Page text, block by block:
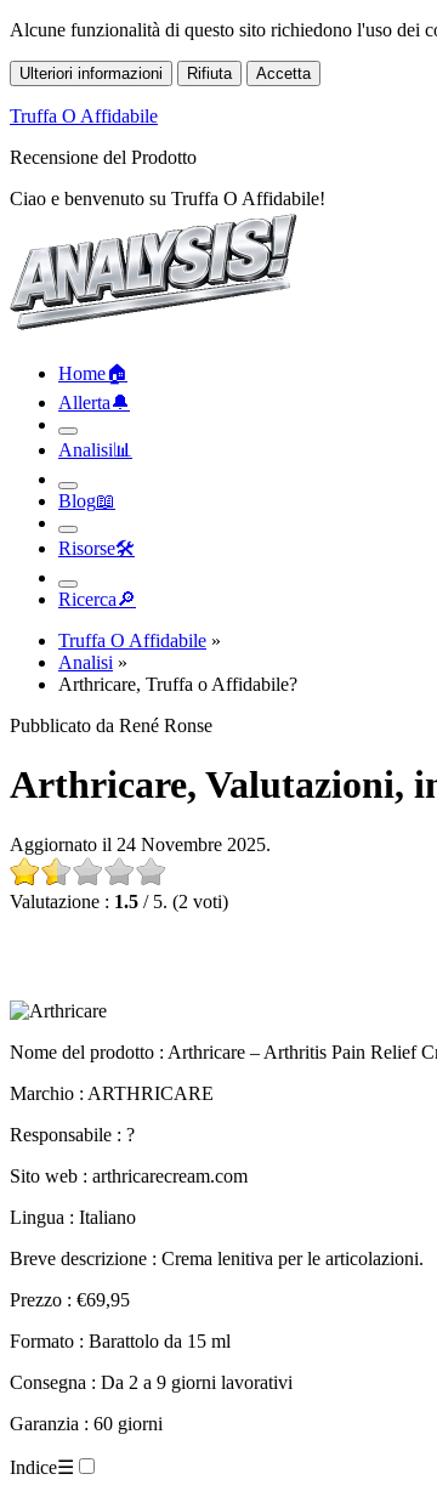
Alcune funzionalità di questo sito richiedono l'uso dei
Ulteriori informazioni Rifiuta Accetta
Truffa O Affidabile
Recensione del Prodotto
Ciao e benvenuto su Truffa O Affidabile!
Home🏠︎
Allerta🔔︎
Analisi📊︎
Blog📖︎
Risorse🛠︎
Ricerca🔎︎
Truffa O Affidabile »
Analisi »
Arthricare, Truffa o Affidabile?
Pubblicato da René Ronse
Arthricare, Valutazioni,
Aggiornato il 24 Novembre 2025.
Valutazione : 1.5 / 5. (2 voti)
Nome del prodotto : Arthricare – Arthritis Pain Relief
Marchio : ARTHRICARE
Responsabile : ?
Sito web : arthricarecream.com
Lingua : Italiano
Breve descrizione : Crema lenitiva per le articolazioni.
Prezzo : €69,95
Formato : Barattolo da 15 ml
Consegna : Da 2 a 9 giorni lavorativi
Garanzia : 60 giorni
Indice☰